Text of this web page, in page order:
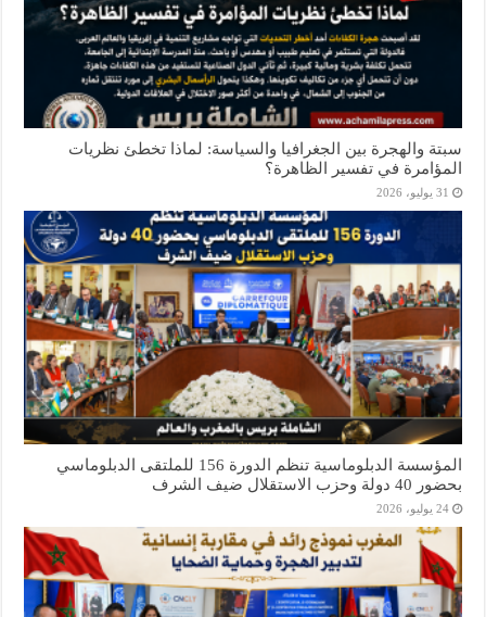
سبتة والهجرة بين الجغرافيا والسياسة: لماذا تخطئ نظريات
المؤامرة في تفسير الظاهرة؟
31 يوليو، 2026
المؤسسة الدبلوماسية تنظم الدورة 156 للملتقى الدبلوماسي
بحضور 40 دولة وحزب الاستقلال ضيف الشرف
24 يوليو، 2026